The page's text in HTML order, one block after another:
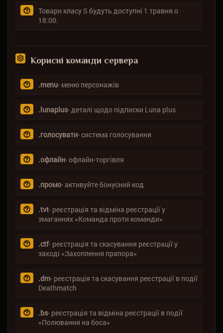
Товари класу S будуть доступні 1 травня о
18:00.
Корисні команди сервера
.menu- меню персонажів
.lunaplus- деталі щодо підписки Luna plus
.голосувати- система голосування
.офлайн- офлайн-торгівля
.промо- активуйте бонусний код
.tvt- реєстрація та відміна реєстрації у
змаганнях «Команда проти команди»
.ctf- реєстрація та скасування реєстрації у
заході «Захоплення прапора»
.dm- реєстрація та скасування реєстрації в події
Deathmatch
.bs- реєстрація та відміна реєстрації в події
«Полювання на боса»